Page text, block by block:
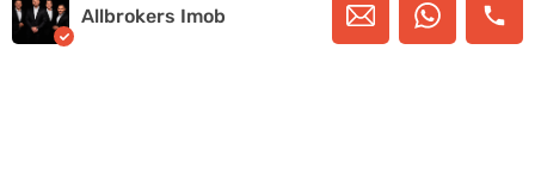
Allbrokers Imob